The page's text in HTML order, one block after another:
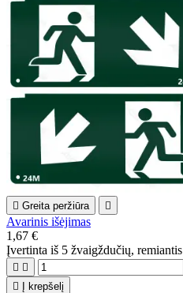
 Greita peržiūra 
Avarinis išėjimas
1,67 €
Įvertinta iš 5 žvaigždučių, remiantis
 

Į krepšelį